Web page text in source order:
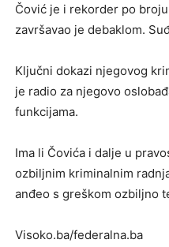
Čović je i rekorder po
završavao je debaklom.
Ključni dokazi njegovog
je radio za njegovo
funkcijama.
Ima li Čovića i dalje u
ozbiljnim kriminalnim
anđeo s greškom ozbiljno
Visoko.ba/federalna.ba